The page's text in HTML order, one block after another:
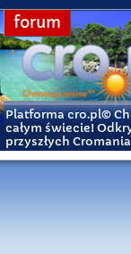
forum
Platforma cro.pl©
całym świecie!
przyszłych